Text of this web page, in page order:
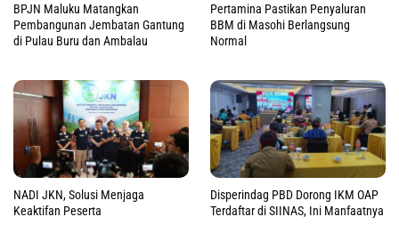
BPJN Maluku Matangkan
Pembangunan Jembatan Gantung
di Pulau Buru dan Ambalau
Pertamina Pastikan Penyaluran
BBM di Masohi Berlangsung
Normal
NADI JKN, Solusi Menjaga
Keaktifan Peserta
Disperindag PBD Dorong IKM OAP
Terdaftar di SIINAS, Ini Manfaatnya